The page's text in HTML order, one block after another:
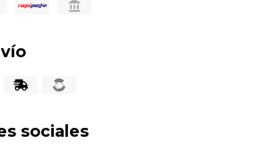
sociales